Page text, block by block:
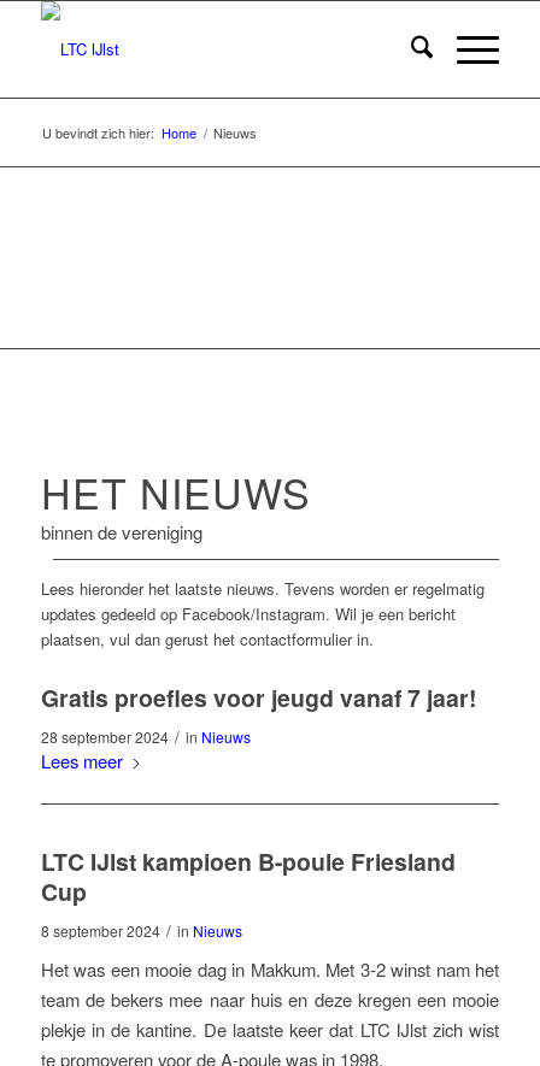
U bevindt zich hier: Home / Nieuws
HET NIEUWS
binnen de vereniging
Lees hieronder het laatste nieuws. Tevens worden er regelmatig
updates gedeeld op Facebook/Instagram. Wil je een bericht
plaatsen, vul dan gerust het contactformulier in.
Gratis proefles voor jeugd vanaf 7 jaar!
28 september 2024 / in Nieuws
Lees meer
LTC IJlst kampioen B-poule Friesland
Cup
8 september 2024 / in Nieuws
Het was een mooie dag in Makkum. Met 3-2 winst nam het
team de bekers mee naar huis en deze kregen een mooie
plekje in de kantine. De laatste keer dat LTC IJlst zich wist
te promoveren voor de A-poule was in 1998.